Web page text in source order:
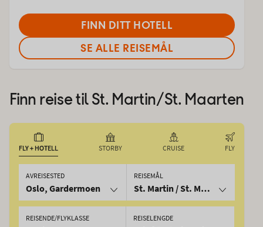
FINN DITT HOTELL
SE ALLE REISEMÅL
Finn reise til St. Martin/St. Maarten
FLY + HOTELL STORBY CRUISE FLY
AVREISESTED
Oslo, Gardermoen
REISEMÅL
St. Martin / St. Maarten, St.
REISELENGDE
REISENDE/FLYKLASSE